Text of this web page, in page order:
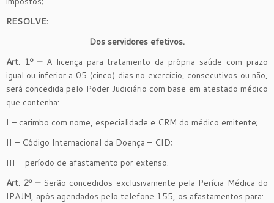
RESOLVE:
Dos servidores efetivos.
Art. 1º –A licença para tratamento da própria saúde com prazo
igual ou inferior a 05 (cinco) dias no exercício, consecutivos ou não,
será concedida pelo Poder Judiciário com base em atestado médico
que contenha:
I – carimbo com nome, especialidade e CRM do médico emitente;
II – Código Internacional da Doença – CID;
III – período de afastamento por extenso.
Art. 2º –Serão concedidos exclusivamente pela Perícia Médica do
IPAJM, após agendados pelo telefone 155, os afastamentos para: